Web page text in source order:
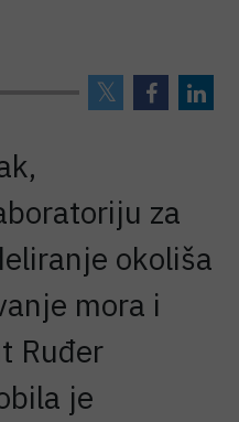
za
okoliša
mora i
Ruđer
je